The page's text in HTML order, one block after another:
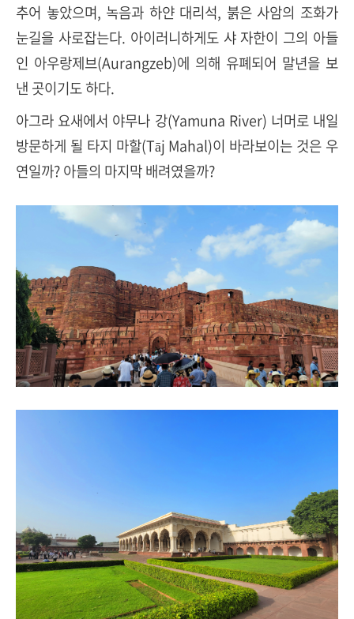
추어 놓았으며, 녹음과 하얀 대리석, 붉은 사암의 조화가
눈길을 사로잡는다. 아이러니하게도 샤 자한이 그의 아들
인 아우랑제브(Aurangzeb)에 의해 유폐되어 말년을 보
낸 곳이기도 하다.
아그라 요새에서 야무나 강(Yamuna River) 너머로 내일
방문하게 될 타지 마할(Tāj Mahal)이 바라보이는 것은 우
연일까? 아들의 마지막 배려였을까?